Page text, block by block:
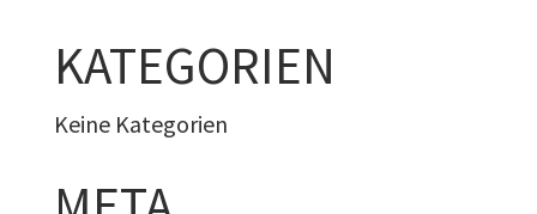
KATEGORIEN
Keine Kategorien